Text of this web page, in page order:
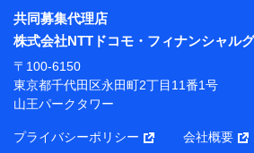
維持管理等の委託業務遂行のため、
関連する当社または株式会社NTTド
ルグループおよび提携会社のサービ
ため
（各サービスで取得したサービス利
トの閲覧履歴、購買履歴、ご契約内
ータを分析して、お客さまの趣味・
サービス・商品等に関するご提案や
ことがあります。）
共同募集代理店
株式会社NTTドコモ・フィナンシャル
〒100-6150
東京都千代田区永田町2丁目11番1号
山王パークタワー
プライバシーポリシー 会社概要